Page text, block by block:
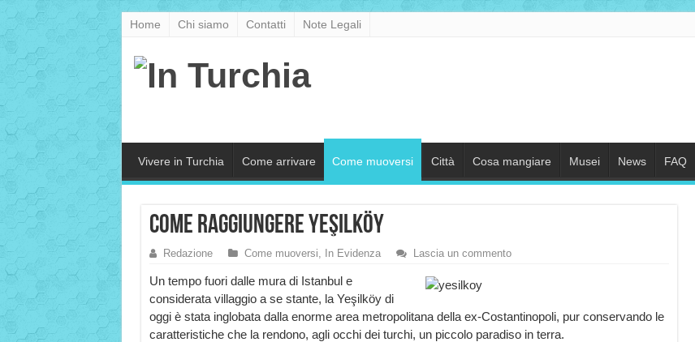
Home Chi siamo Contatti Note Legali
Vivere in Turchia Come arrivare Come muoversi Città Cosa mangiare Musei News FAQ
Come raggiungere Yeşilköy
Redazione Come muoversi, In Evidenza Lascia un commento
Un tempo fuori dalle mura di Istanbul e
considerata villaggio a se stante, la Yeşilköy di
oggi è stata inglobata dalla enorme area metropolitana della ex-Costantinopoli, pur conservando le
caratteristiche che la rendono, agli occhi dei turchi, un piccolo paradiso in terra.